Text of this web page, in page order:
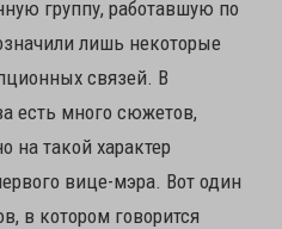
группу, работавшую по
лишь некоторые
связей. В
есть много сюжетов,
на такой характер
вице-мэра. Вот один
в котором говорится